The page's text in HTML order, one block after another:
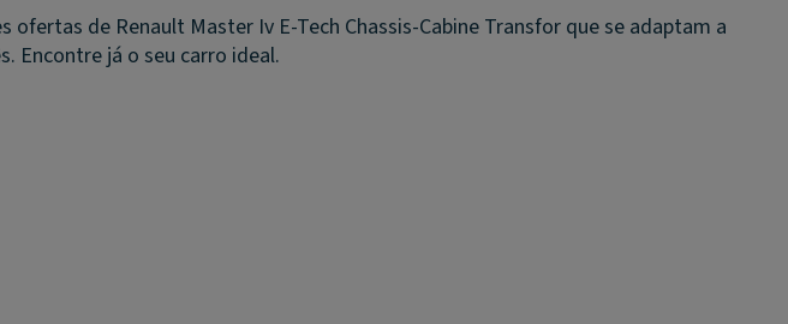
de Renault Master Iv E-Tech Chassis-Cabine Transfor que se adaptam a
Encontre já o seu carro ideal.